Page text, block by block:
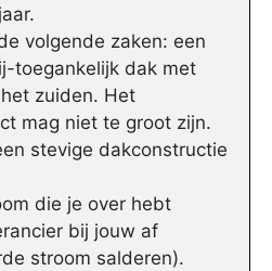
volgende zaken: een
toegankelijk dak met
zuiden. Het
mag niet te groot zijn.
stevige dakconstructie
die je over hebt
bij jouw af
stroom salderen).